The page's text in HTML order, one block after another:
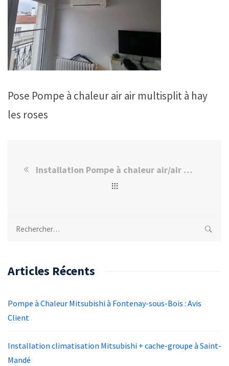
Pose Pompe à chaleur air air multisplit à hay
les roses
Installation Pompe à chaleur air/air multisplit à L’Haÿ-les-Roses chez M. Éric J.
Rechercher :
Articles Récents
Pompe à Chaleur Mitsubishi à Fontenay-sous-Bois : Avis
Client
Installation climatisation Mitsubishi + cache-groupe à Saint-
Mandé